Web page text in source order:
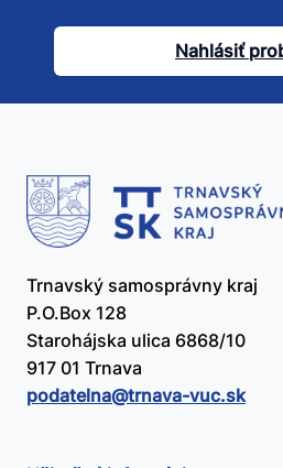
Nahlásiť
Trnavský samosprávny kraj
P.O.Box 128
Starohájska ulica 6868/10
917 01 Trnava
podatelna@​trnava-vuc.sk